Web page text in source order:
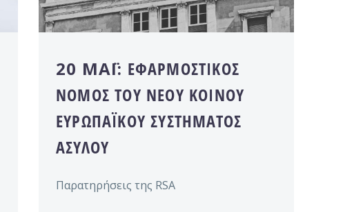
20 ΜΆΙ: ΕΦΑΡΜΟΣΤΙΚΌΣ
ΝΌΜΟΣ ΤΟΥ ΝΈΟΥ ΚΟΙΝΟΎ
ΕΥΡΩΠΑΪΚΟΎ ΣΥΣΤΉΜΑΤΟΣ
ΑΣΎΛΟΥ
Παρατηρήσεις της RSA